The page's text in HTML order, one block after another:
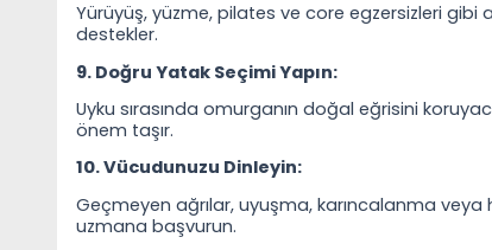
Yürüyüş, yüzme, pilates ve core egzersizleri
destekler.
9. Doğru Yatak Seçimi Yapın:
Uyku sırasında omurganın doğal eğrisini
önem taşır.
10. Vücudunuzu Dinleyin:
Geçmeyen ağrılar, uyuşma, karıncalanma veya
uzmana başvurun.